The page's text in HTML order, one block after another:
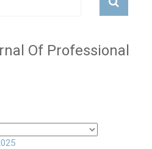
Of Professional